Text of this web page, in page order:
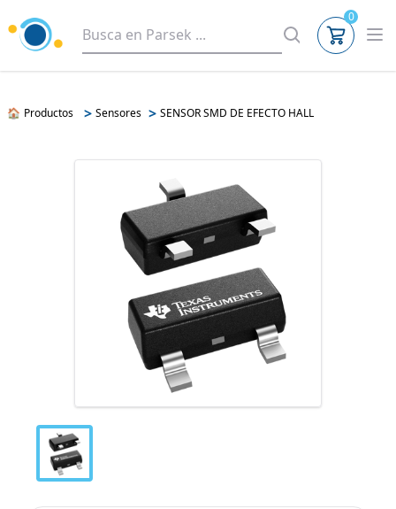
0
🏠 Productos > Sensores > SENSOR SMD DE EFECTO HALL